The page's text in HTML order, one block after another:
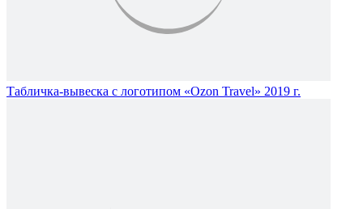
Табличка-вывеска с логотипом «Ozon Travel» 2019 г.